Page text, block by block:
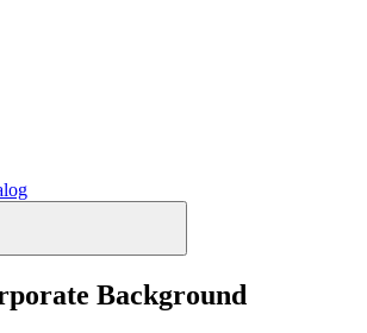
Background